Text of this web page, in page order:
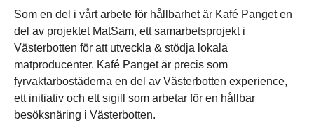
Som en del i vårt arbete för hållbarhet är Kafé Panget en
del av projektet MatSam, ett samarbetsprojekt i
Västerbotten för att utveckla & stödja lokala
matproducenter. Kafé Panget är precis som
fyrvaktarbostäderna en del av Västerbotten experience,
ett initiativ och ett sigill som arbetar för en hållbar
besöksnäring i Västerbotten.